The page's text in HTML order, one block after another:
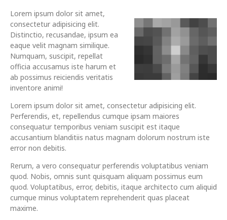
Lorem ipsum dolor sit amet,
consectetur adipisicing elit.
Distinctio, recusandae, ipsum ea
eaque velit magnam similique.
Numquam, suscipit, repellat
officia accusamus iste harum et
ab possimus reiciendis veritatis
inventore animi!
Lorem ipsum dolor sit amet, consectetur adipisicing elit.
Perferendis, et, repellendus cumque ipsam maiores
consequatur temporibus veniam suscipit est itaque
accusantium blanditiis natus magnam dolorum nostrum iste
error non debitis.
Rerum, a vero consequatur perferendis voluptatibus veniam
quod. Nobis, omnis sunt quisquam aliquam possimus eum
quod. Voluptatibus, error, debitis, itaque architecto cum aliquid
cumque minus voluptatem reprehenderit quas placeat
maxime.